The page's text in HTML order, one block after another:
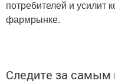
потребителей и усилит
фармрынке.
Следите за